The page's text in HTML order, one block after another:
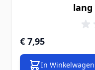
lang
€ 7,95
In Winkelwagen